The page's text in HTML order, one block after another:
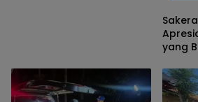
yang